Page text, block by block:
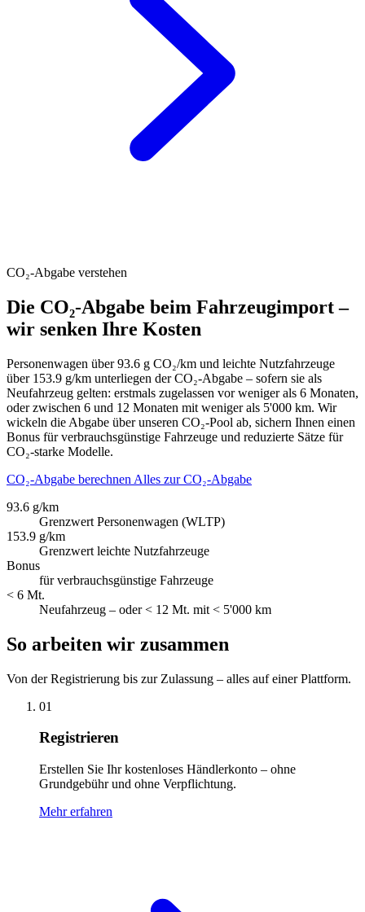
CO₂-Abgabe verstehen
Die CO₂-Abgabe beim Fahrzeugimport –
wir senken Ihre Kosten
Personenwagen über 93.6 g CO₂/km und leichte Nutzfahrzeuge
über 153.9 g/km unterliegen der CO₂-Abgabe – sofern sie als
Neufahrzeug gelten: erstmals zugelassen vor weniger als 6 Monaten,
oder zwischen 6 und 12 Monaten mit weniger als 5'000 km. Wir
wickeln die Abgabe über unseren CO₂-Pool ab, sichern Ihnen einen
Bonus für verbrauchsgünstige Fahrzeuge und reduzierte Sätze für
CO₂-starke Modelle.
CO₂-Abgabe berechnen Alles zur CO₂-Abgabe
93.6 g/km
Grenzwert Personenwagen (WLTP)
153.9 g/km
Grenzwert leichte Nutzfahrzeuge
Bonus
für verbrauchsgünstige Fahrzeuge
< 6 Mt.
Neufahrzeug – oder < 12 Mt. mit < 5'000 km
So arbeiten wir zusammen
Von der Registrierung bis zur Zulassung – alles auf einer Plattform.
01
Registrieren
Erstellen Sie Ihr kostenloses Händlerkonto – ohne
Grundgebühr und ohne Verpflichtung.
Mehr erfahren